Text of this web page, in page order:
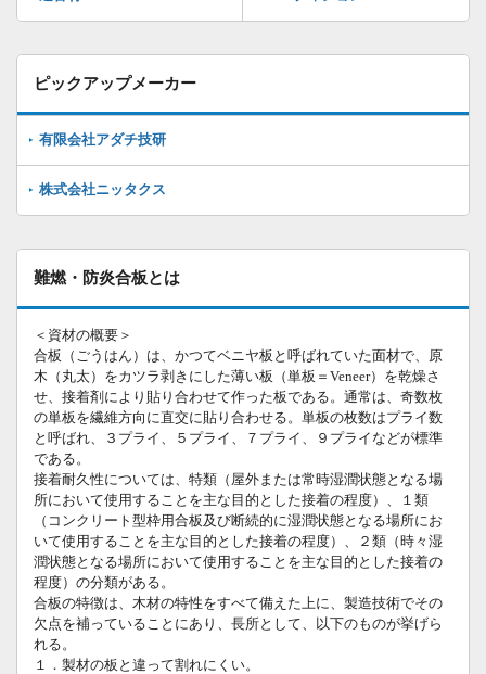
ピックアップメーカー
有限会社アダチ技研
株式会社ニッタクス
難燃・防炎合板とは
＜資材の概要＞
合板（ごうはん）は、かつてベニヤ板と呼ばれていた面材で、原
木（丸太）をカツラ剥きにした薄い板（単板＝Veneer）を乾燥さ
せ、接着剤により貼り合わせて作った板である。通常は、奇数枚
の単板を繊維方向に直交に貼り合わせる。単板の枚数はプライ数
と呼ばれ、３プライ、５プライ、７プライ、９プライなどが標準
である。
接着耐久性については、特類（屋外または常時湿潤状態となる場
所において使用することを主な目的とした接着の程度）、１類
（コンクリート型枠用合板及び断続的に湿潤状態となる場所にお
いて使用することを主な目的とした接着の程度）、２類（時々湿
潤状態となる場所において使用することを主な目的とした接着の
程度）の分類がある。
合板の特徴は、木材の特性をすべて備えた上に、製造技術でその
欠点を補っていることにあり、長所として、以下のものが挙げら
れる。
１．製材の板と違って割れにくい。